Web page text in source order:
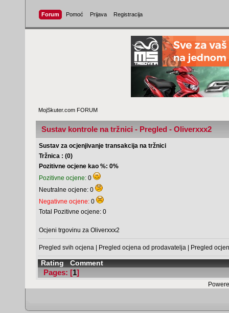
Forum Pomoć Prijava Registracija
MojSkuter.com FORUM
Sustav kontrole na tržnici - Pregled - Oliverxxx2
Sustav za ocjenjivanje transakcija na tržnici
Tržnica : (0)
Pozitivne ocjene kao %: 0%
Pozitivne ocjene: 0
Neutralne ocjene: 0
Negativne ocjene: 0
Total Pozitivne ocjene: 0
Ocjeni trgovinu za Oliverxxx2
Pregled svih ocjena | Pregled ocjena od prodavatelja | Pregled
Rating Comment
Pages: [1]